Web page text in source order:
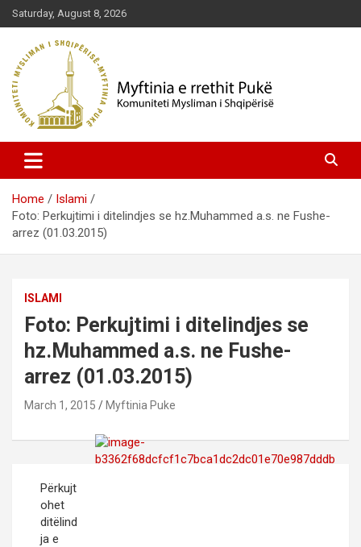
Skip
to
content
Saturday, August 8, 2026
Myftinia Pukë | Faqja Zyrtare
Home
Islami
Foto: Perkujtimi i ditelindjes se hz.Muhammed a.s. ne Fushe-
arrez (01.03.2015)
ISLAMI
Foto: Perkujtimi i ditelindjes se
hz.Muhammed a.s. ne Fushe-
arrez (01.03.2015)
March 1, 2015 Myftinia Puke
navigation
Përkujt
ohet
ditëlind
ja e